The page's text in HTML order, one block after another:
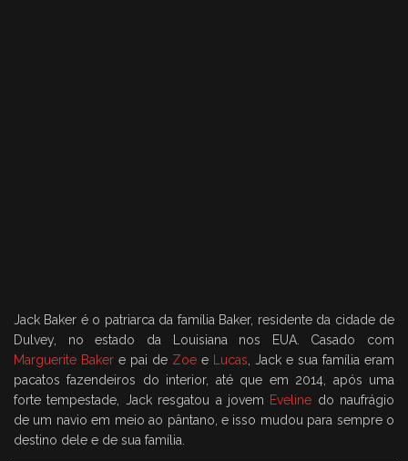
Jack Baker é o patriarca da família Baker, residente da cidade de
Dulvey, no estado da Louisiana nos EUA. Casado com
Marguerite Baker e pai de Zoe e Lucas , Jack e sua família eram
pacatos fazendeiros do interior, até que em 2014, após uma
forte tempestade, Jack resgatou a jovem Eveline do naufrágio
de um navio em meio ao pântano, e isso mudou para sempre o
destino dele e de sua família.